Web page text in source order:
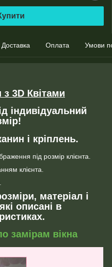
Доставка Оплата Умови
3D Квітами
індивідуальний
і кріплень.
під розмір клієнта.
клієнта.
матеріал і
описані в
замірам вікна